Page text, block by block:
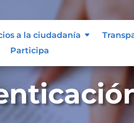
a la ciudadanía
Participa